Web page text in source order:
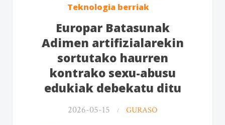
Teknologia berriak
Europar Batasunak
Adimen artifizialarekin
sortutako haurren
kontrako sexu-abusu
edukiak debekatu ditu
2026-05-15 GURASO